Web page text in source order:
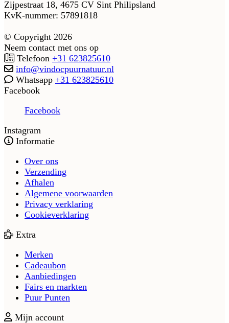
Zijpestraat 18, 4675 CV Sint Philipsland
KvK-nummer: 57891818
© Copyright 2026
Neem contact met ons op
Telefoon +31 623825610
info@vindocpuurnatuur.nl
Whatsapp +31 623825610
Facebook
Facebook
Instagram
Informatie
Over ons
Verzending
Afhalen
Algemene voorwaarden
Privacy verklaring
Cookieverklaring
Extra
Merken
Cadeaubon
Aanbiedingen
Fairs en markten
Puur Punten
Mijn account